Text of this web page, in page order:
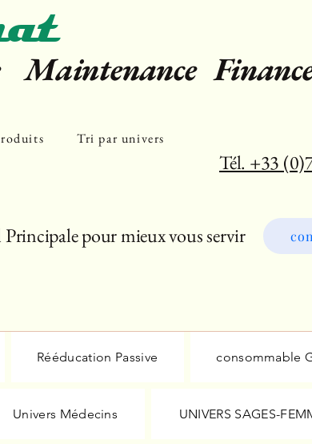
Maintenance
Tri par univers
Tél. +33
pour mieux vous servir
Rééducation Passive consommable
Univers Médecins UNIVERS SAGES-